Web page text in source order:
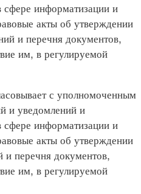
информатизации и
акты об утверждении
и перечня документов,
им, в регулируемой
с уполномоченным
и уведомлений и
информатизации и
акты об утверждении
и перечня документов,
им, в регулируемой